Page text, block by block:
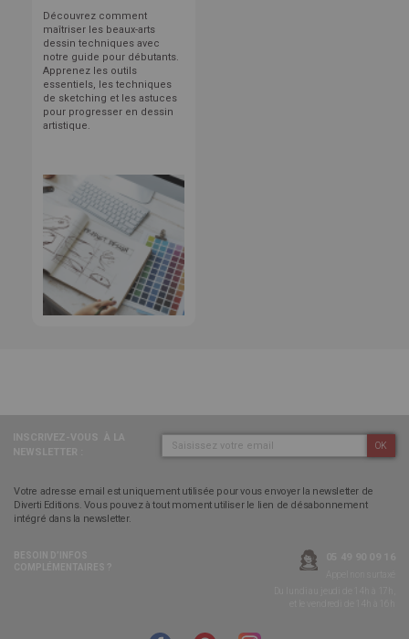
Découvrez comment
maîtriser les beaux-arts
dessin techniques avec
notre guide pour débutants.
Apprenez les outils
essentiels, les techniques
de sketching et les astuces
pour progresser en dessin
artistique.
OK
Votre adresse email est uniquement utilisée pour vous envoyer la newsletter de
Diverti Editions. Vous pouvez à tout moment utiliser le lien de désabonnement
intégré dans la newsletter.